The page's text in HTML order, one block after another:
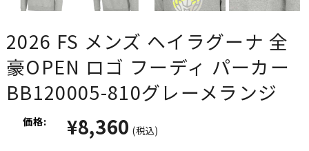
2026 FS メンズ ヘイラグーナ 全
豪OPEN ロゴ フーディ パーカー
BB120005-810グレーメランジ
価格: ¥8,360 (税込)